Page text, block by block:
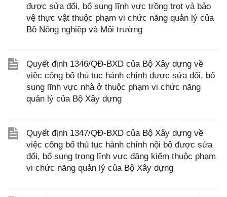
được sửa đổi, bổ sung lĩnh vực trồng trọt và bảo
vệ thực vật thuộc phạm vi chức năng quản lý của
Bộ Nông nghiệp và Môi trường
Quyết định 1346/QĐ-BXD của Bộ Xây dựng về
việc công bố thủ tục hành chính được sửa đổi, bổ
sung lĩnh vực nhà ở thuộc phạm vi chức năng
quản lý của Bộ Xây dựng
Quyết định 1347/QĐ-BXD của Bộ Xây dựng về
việc công bố thủ tục hành chính nội bộ được sửa
đổi, bổ sung trong lĩnh vực đăng kiểm thuộc phạm
vi chức năng quản lý của Bộ Xây dựng